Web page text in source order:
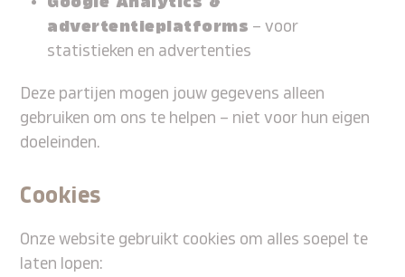
advertentieplatforms – voor
statistieken en advertenties
Deze partijen mogen jouw gegevens alleen
gebruiken om ons te helpen – niet voor hun eigen
doeleinden.
Cookies
Onze website gebruikt cookies om alles soepel te
laten lopen: